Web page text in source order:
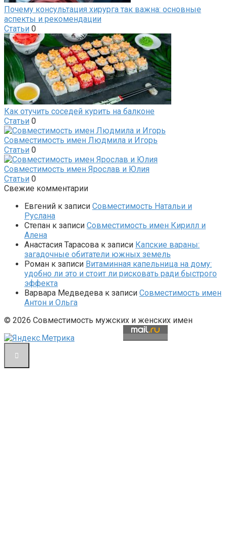
Почему консультация хирурга так важна: основные
аспекты и рекомендации
Статьи 0
Как отучить соседей курить на балконе
Статьи 0
Совместимость имен Людмила и Игорь
Статьи 0
Совместимость имен Ярослав и Юлия
Статьи 0
Свежие комментарии
Евгений к записи Совместимость Натальи и
Руслана
Степан к записи Совместимость имен Кирилл и
Алена
Анастасия Тарасова к записи Капские вараны:
загадочные обитатели южных земель
Роман к записи Витаминная капельница на дому:
удобно ли это и стоит ли рисковать ради быстрого
эффекта
Варвара Медведева к записи Совместимость имен
Антон и Ольга
© 2026 Совместимость мужских и женских имен